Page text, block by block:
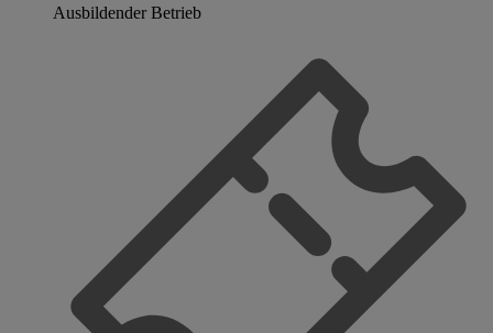
Ausbildender Betrieb